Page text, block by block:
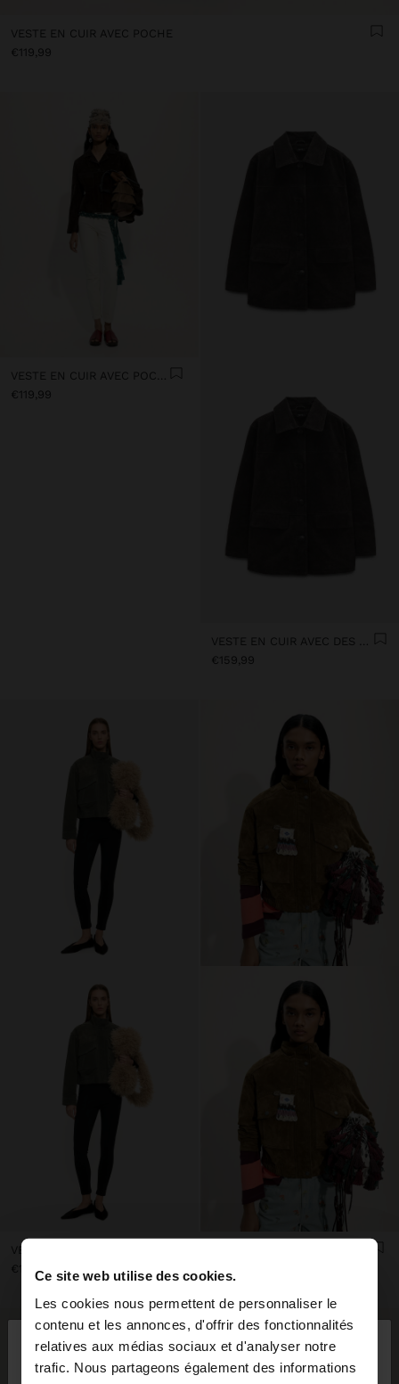
Ce site web utilise des cookies.
Les cookies nous permettent de personnaliser le
contenu et les annonces, d'offrir des fonctionnalités
relatives aux médias sociaux et d'analyser notre
trafic. Nous partageons également des informations
bonjour ×
VESTE EN CUIR AVEC POCHE
€119,99
VESTE EN CUIR AVEC POCHE
€119,99
VESTE EN CUIR AVEC DES BOUTONS
€159,99
€119,99
€119,99